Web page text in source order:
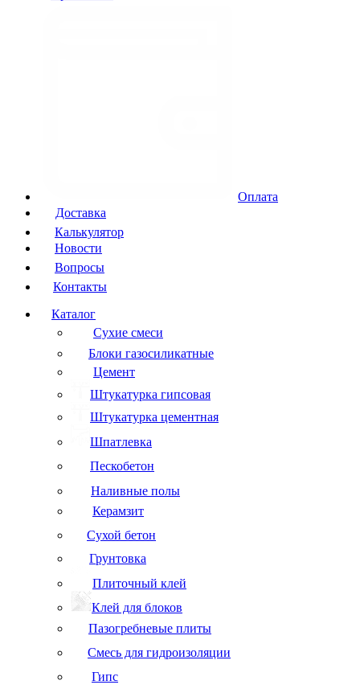
Оплата
Доставка
Калькулятор
Новости
Вопросы
Контакты
Каталог
Сухие смеси
Блоки газосиликатные
Цемент
Штукатурка гипсовая
Штукатурка цементная
Шпатлевка
Пескобетон
Наливные полы
Керамзит
Сухой бетон
Грунтовка
Плиточный клей
Клей для блоков
Пазогребневые плиты
Смесь для гидроизоляции
Гипс